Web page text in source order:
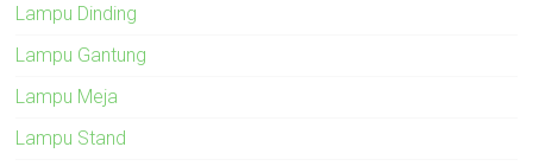
Lampu Dinding
Lampu Gantung
Lampu Meja
Lampu Stand